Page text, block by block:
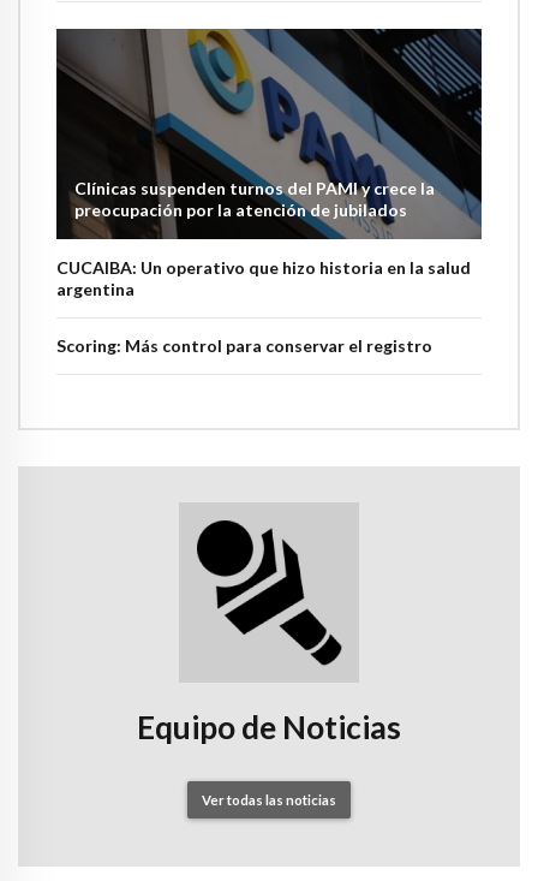
Clínicas suspenden turnos del PAMI y crece la
preocupación por la atención de jubilados
CUCAIBA: Un operativo que hizo historia en la salud
argentina
Scoring: Más control para conservar el registro
Equipo de Noticias
Ver todas las noticias